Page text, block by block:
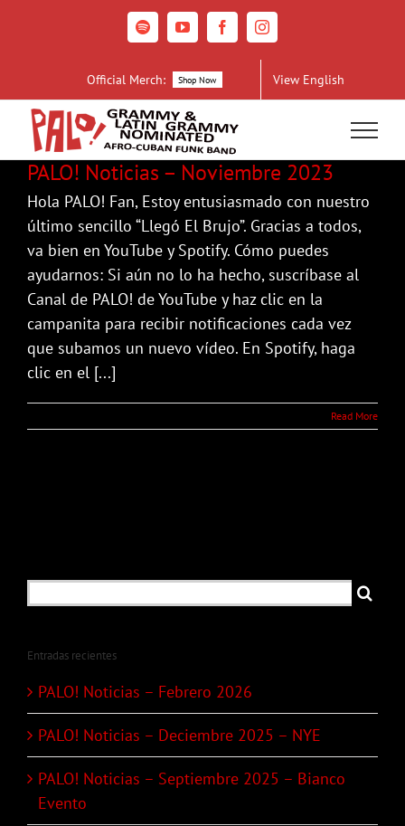
SpotifyYouTubeFacebookInstagram
Official Merch: Shop Now View English
PALO! Noticias – Noviembre 2023
Hola PALO! Fan, Estoy entusiasmado con nuestro
último sencillo “Llegó El Brujo”. Gracias a todos,
va bien en YouTube y Spotify. Cómo puedes
ayudarnos: Si aún no lo ha hecho, suscríbase al
Canal de PALO! de YouTube y haz clic en la
campanita para recibir notificaciones cada vez
que subamos un nuevo vídeo. En Spotify, haga
clic en el [...]
Read More
Entradas recientes
PALO! Noticias – Febrero 2026
PALO! Noticias – Deciembre 2025 – NYE
PALO! Noticias – Septiembre 2025 – Bianco
Evento